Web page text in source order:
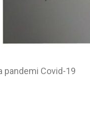
pandemi Covid-19